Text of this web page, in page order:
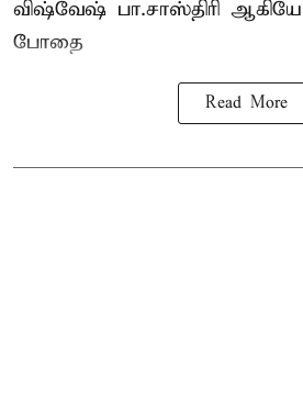
விஷ்வேஷ் பா.சாஸ்திரி
போதை
Read More